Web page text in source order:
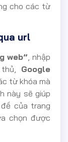
cho các từ
url
web”, nhập
Google
từ khóa mà
này sẽ giúp
của trang
chọn được